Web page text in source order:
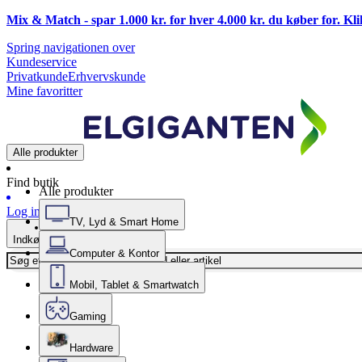
Mix & Match - spar 1.000 kr. for hver 4.000 kr. du køber for.
Spring navigationen over
Kundeservice
PrivatkundeErhvervskunde
Mine favoritter
Alle produkter
Find butik
Log ind
Indkøbskurv
Alle produkter
TV, Lyd & Smart Home
Computer & Kontor
Mobil, Tablet & Smartwatch
Gaming
Hardware